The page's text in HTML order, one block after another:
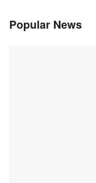
Popular News